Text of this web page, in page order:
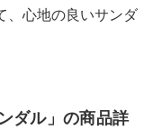
、心地の良いサンダ
ダル」の商品詳